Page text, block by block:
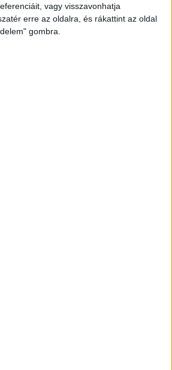
vagy visszavonhatja
erre az oldalra, és rákattint az oldal
gombra.
BudaPestkörnyeke.hu
kattintva éred el.